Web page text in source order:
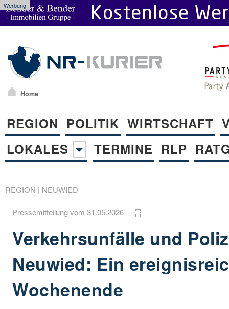
Werbung
Home
REGION POLITIK WIRTSCHAFT
LOKALES
TERMINE RLP
REGION | NEUWIED
Pressemitteilung vom 31.05.2026
Verkehrsunfälle und
Neuwied: Ein
Wochenende